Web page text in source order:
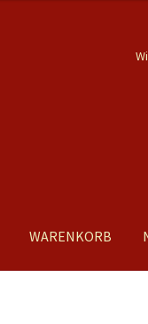
WARENKORB